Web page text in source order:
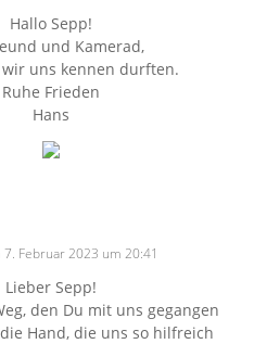
Hallo Sepp!
und Kamerad,
wir uns kennen durften.
Ruhe Frieden
Hans
7. Februar 2023 um 20:41
Lieber Sepp!
den Du mit uns gegangen
Hand, die uns so hilfreich